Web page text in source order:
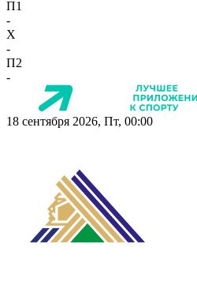
П1
-
X
-
П2
-
18 сентября 2026, Пт, 00:00